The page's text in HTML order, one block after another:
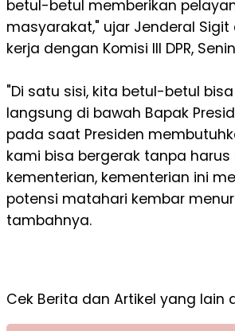
betul-betul memberikan
masyarakat," ujar Jenderal
kerja dengan Komisi III DPR,
"Di satu sisi, kita betul-betul
langsung di bawah Bapak
pada saat Presiden
kami bisa bergerak tanpa harus
kementerian, kementerian ini
potensi matahari kembar
tambahnya.
Cek Berita dan Artikel yang lain